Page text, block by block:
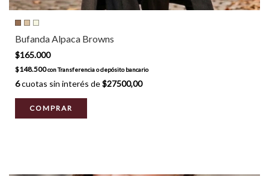
Bufanda Alpaca Browns
$165.000
$148.500conTransferencia o depósito bancario
6cuotas sin interés de$27500,00
COMPRAR